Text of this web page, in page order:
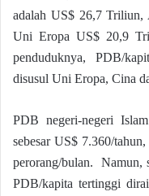
adalah US$ 26,7
Uni Eropa US$ 20,9
penduduknya, PDB/
disusul Uni Eropa, Cina
PDB negeri-negeri
sebesar US$ 7.360/
perorang/bulan. Namun,
PDB/kapita tertinggi